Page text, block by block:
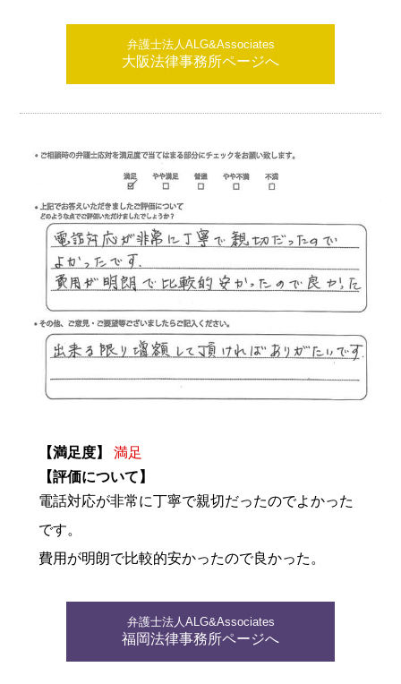
弁護士法人ALG&Associates
大阪法律事務所ページへ
【満足度】
満足
【評価について】
電話対応が非常に丁寧で親切だったのでよかった
です。
費用が明朗で比較的安かったので良かった。
弁護士法人ALG&Associates
福岡法律事務所ページへ